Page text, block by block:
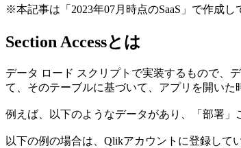
※本記事は「2023年07月時点のSaaS」で作成し
Section Accessとは
データ ロード スクリプトで実装するもので、
て、そのテーブルに基づいて、アプリを開いた
例えば、以下のようなデータがあり、「部署」
以下の例の場合は、Qlikアカウントに登録して